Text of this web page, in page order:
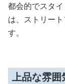
都会的でスタ
は、ストリー
す。
上品な雰囲